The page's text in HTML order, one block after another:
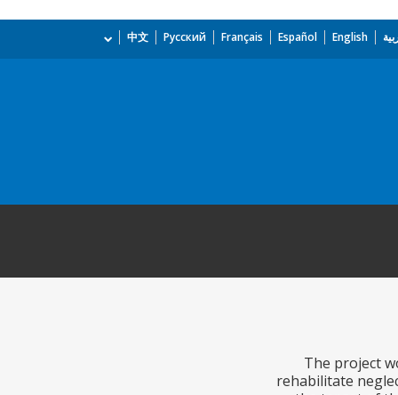
English
Español
Français
Русский
中文
The project
rehabilitate